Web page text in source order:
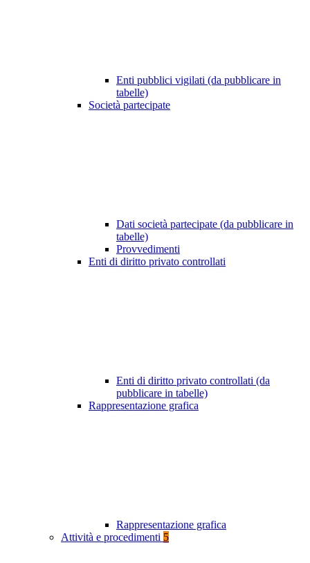
Enti pubblici vigilati (da pubblicare in
tabelle)
Società partecipate
Dati società partecipate (da pubblicare in
tabelle)
Provvedimenti
Enti di diritto privato controllati
Enti di diritto privato controllati (da
pubblicare in tabelle)
Rappresentazione grafica
Rappresentazione grafica
Attività e procedimenti 5